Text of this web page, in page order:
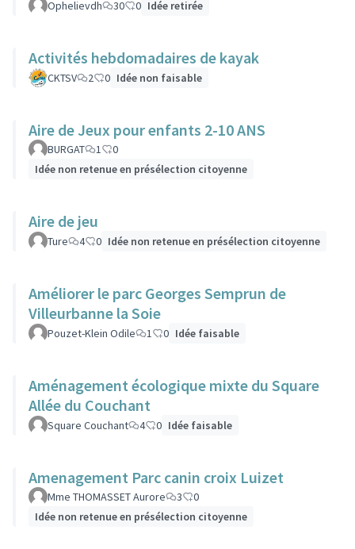
Ophelievdh 30 0 Idée retirée
Activités hebdomadaires de kayak
CKTSV 2 0 Idée non faisable
Aire de Jeux pour enfants 2-10 ANS
BURGAT 1
0
Idée non retenue en présélection citoyenne
Aire de jeu
Ture 4 0 Idée non retenue en présélection citoyenne
Améliorer le parc Georges Semprun de
Villeurbanne la Soie
Pouzet-Klein Odile 1 0 Idée faisable
Aménagement écologique mixte du Square
Allée du Couchant
Square Couchant 4 0 Idée faisable
Amenagement Parc canin croix Luizet
Mme THOMASSET Aurore 3
0
Idée non retenue en présélection citoyenne